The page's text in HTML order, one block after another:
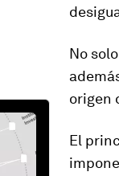
No
origen
El